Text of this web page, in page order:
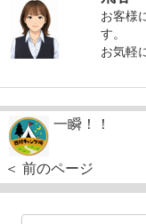
お客様
す。
お気軽
一瞬！！
＜ 前のページ